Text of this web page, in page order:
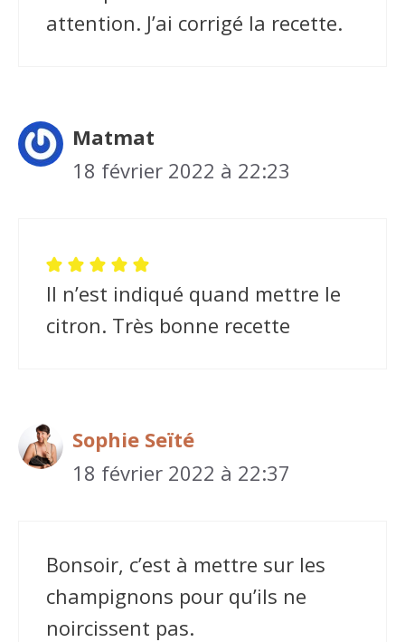
attention. J’ai corrigé la recette.
Matmat
18 février 2022 à 22:23
Il n’est indiqué quand mettre le
citron. Très bonne recette
Sophie Seïté
18 février 2022 à 22:37
Bonsoir, c’est à mettre sur les
champignons pour qu’ils ne
noircissent pas.